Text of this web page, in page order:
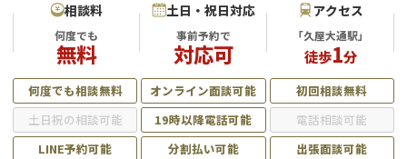
相談料
何度でも
無料
土日・祝日対応
事前予約で
対応可
アクセス
「久屋大通駅」
徒歩1分
何度でも相談無料 オンライン面談可能
初回相談無料
土日祝の相談可能
19時以降電話可能
電話相談可能
LINE予約可能
分割払い可能
出張面談可能